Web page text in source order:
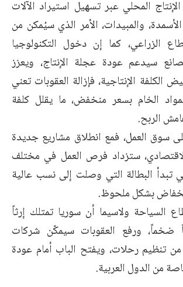
المحلي عبر تسهيل استيراد الآلات
الأسمدة، والمبيدات، الأمر الذي سيُمكن من
الزراعي، كما إن دخول التكنولوجيا
سيدعم عودة عجلة الإنتاج، ويعزز
الكلفة الإنتاجية، فإزالة العقوبات تعني
الخام بسعر منخفض، ما يقلل كلفة
الربح.
سوق العمل، فمع انطلاق مشاريع جديدة
ستزداد فرص العمل في مختلف
تبدأ البطالة التي وصلت إلى نسب عالية
بشكل ملحوظ.
السياحة ولاسيما أن سوريا تمتلك إرثاً
ضخماً، ورفع العقوبات سيمكّن شركات
من تنظيم رحلات، ويفتح الباب أمام عودة
من الدول العربية.